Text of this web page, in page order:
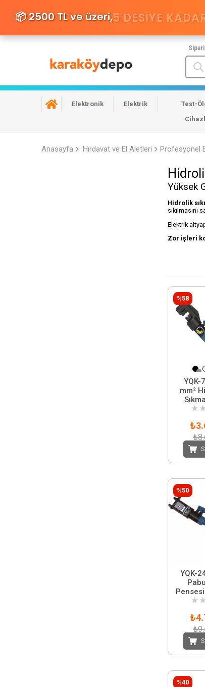
📦 2500 TL ve üzeri,5 DESIYE
Elektronik Elektrik
Test-
Anasayfa Hırdavat ve El Aletleri Profesyonel
Yüksek
Hidrolik
sıkılmasını
Elektrik
Zor işleri
YQK-
mm²
★ ★
%58
YQK-
★ ★
%50
%40